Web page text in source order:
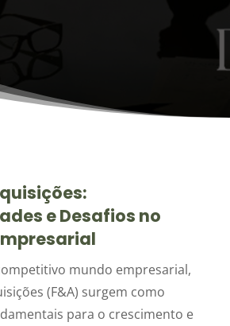
e Desafios no
mundo empresarial,
(F&A) surgem como
para o crescimento e